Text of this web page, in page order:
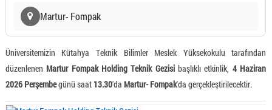
Martur- Fompak
Üniversitemizin Kütahya Teknik Bilimler Meslek Yüksekokulu tarafından
düzenlenen Martur Fompak Holding Teknik Gezisibaşlıklı etkinlik, 4 Haziran
2026 Perşembegünü saat 13.30'da Martur- Fompak'da gerçekleştirilecektir.